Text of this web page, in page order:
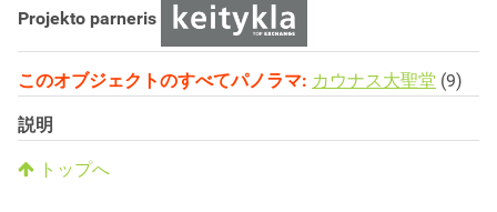
Projekto parneris
このオブジェクトのすべてパノラマ: カウナス大聖堂 (9)
説明
トップへ